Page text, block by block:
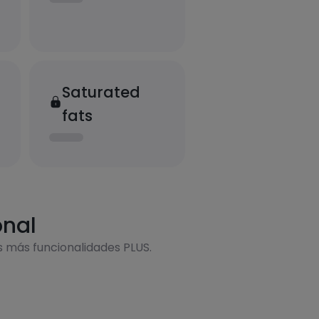
Saturated
fats
funcionalidades PLUS.